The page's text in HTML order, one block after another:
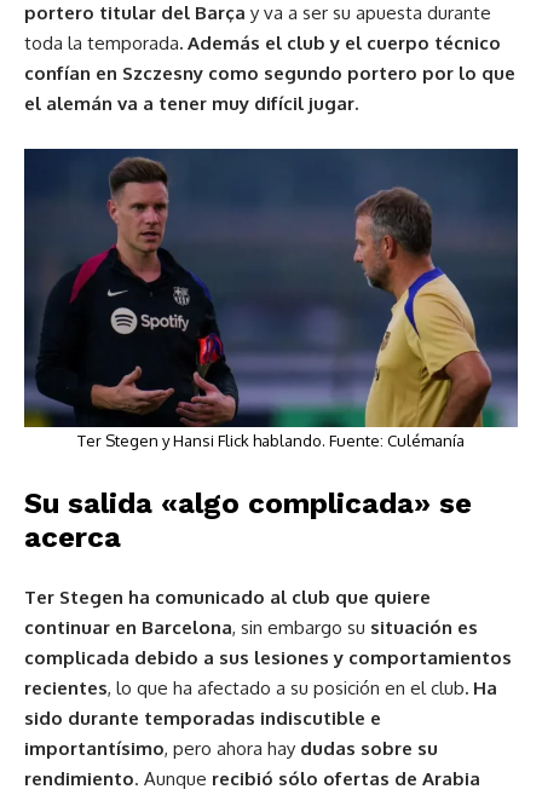
portero titular del Barça y va a ser su apuesta durante
toda la temporada. Además el club y el cuerpo técnico
confían en Szczesny como segundo portero por lo que
el alemán va a tener muy difícil jugar.
Ter Stegen y Hansi Flick hablando. Fuente: Culémanía
Su salida «algo complicada» se
acerca
Ter Stegen ha comunicado al club que quiere
continuar en Barcelona, sin embargo su situación es
complicada debido a sus lesiones y comportamientos
recientes, lo que ha afectado a su posición en el club. Ha
sido durante temporadas indiscutible e
importantísimo, pero ahora hay dudas sobre su
rendimiento. Aunque recibió sólo ofertas de Arabia